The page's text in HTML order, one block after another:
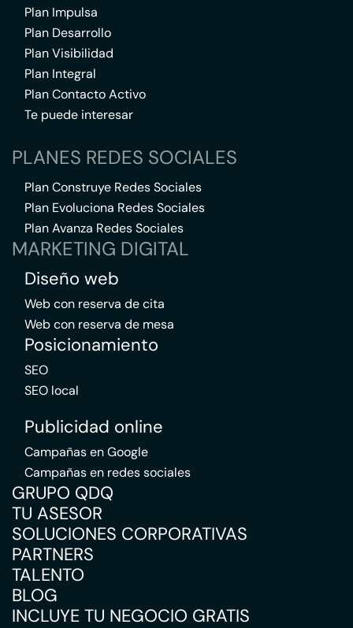
Plan Impulsa
Plan Desarrollo
Plan Visibilidad
Plan Integral
Plan Contacto Activo
Te puede interesar
PLANES REDES SOCIALES
Plan Construye Redes Sociales
Plan Evoluciona Redes Sociales
Plan Avanza Redes Sociales
MARKETING DIGITAL
Diseño web
Web con reserva de cita
Web con reserva de mesa
Posicionamiento
SEO
SEO local
Publicidad online
Campañas en Google
Campañas en redes sociales
GRUPO QDQ
TU ASESOR
SOLUCIONES CORPORATIVAS
PARTNERS
TALENTO
BLOG
INCLUYE TU NEGOCIO GRATIS